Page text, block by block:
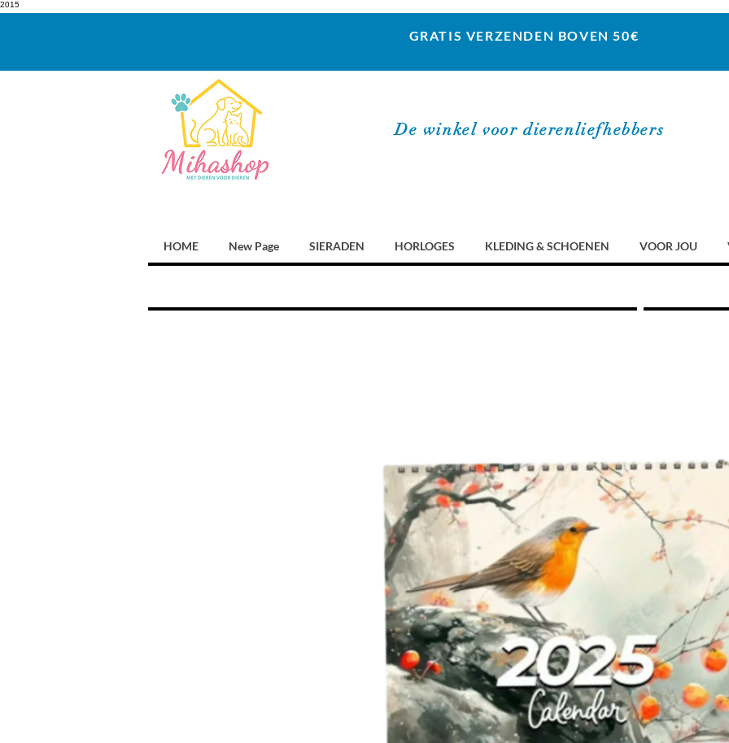
2015
GRATIS VERZENDEN BOVEN 50€
De winkel voor dierenliefhebbers
HOME New Page SIERADEN HORLOGES KLEDING & SCHOENEN VOOR JOU